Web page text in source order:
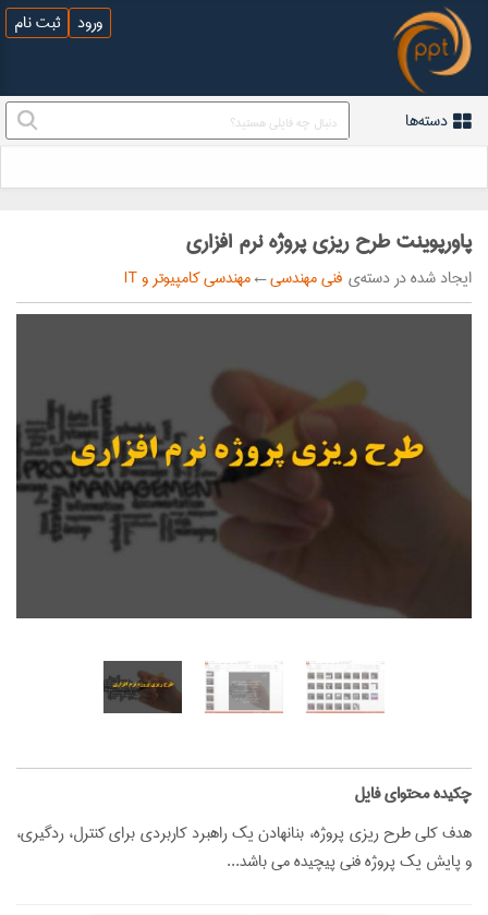
ورود ثبت نام
دسته‌ها
پاورپوینت طرح ریزی پروژه نرم افزاری
ایجاد شده در دسته‌ی فنی مهندسی←مهندسی کامپیوتر و IT
‌چکیده محتوای فایل
هدف کلی طرح ریزی پروژه، بنانهادن یک راهبرد کاربردی برای کنترل، ردگیری،
و پایش یک پروژه فنی پیچیده می باشد...